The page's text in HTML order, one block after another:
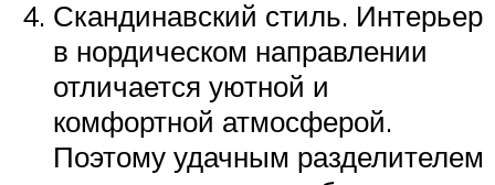
Скандинавский стиль. Интерьер
в нордическом направлении
отличается уютной и
комфортной атмосферой.
Поэтому удачным разделителем